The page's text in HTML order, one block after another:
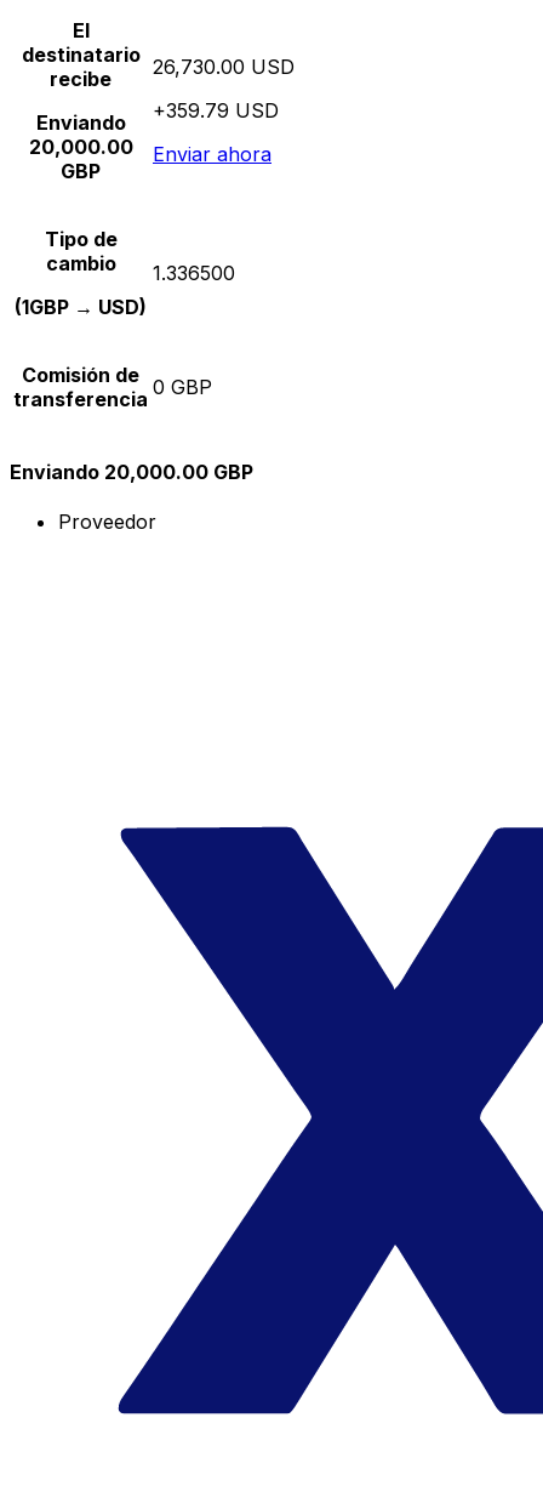
El
destinatario
recibe
Enviando
20,000.00
GBP
26,730.00 USD
+359.79 USD
Enviar ahora
Tipo de
cambio
(1GBP → USD)
1.336500
Comisión de
transferencia 0 GBP
Enviando 20,000.00 GBP
Proveedor